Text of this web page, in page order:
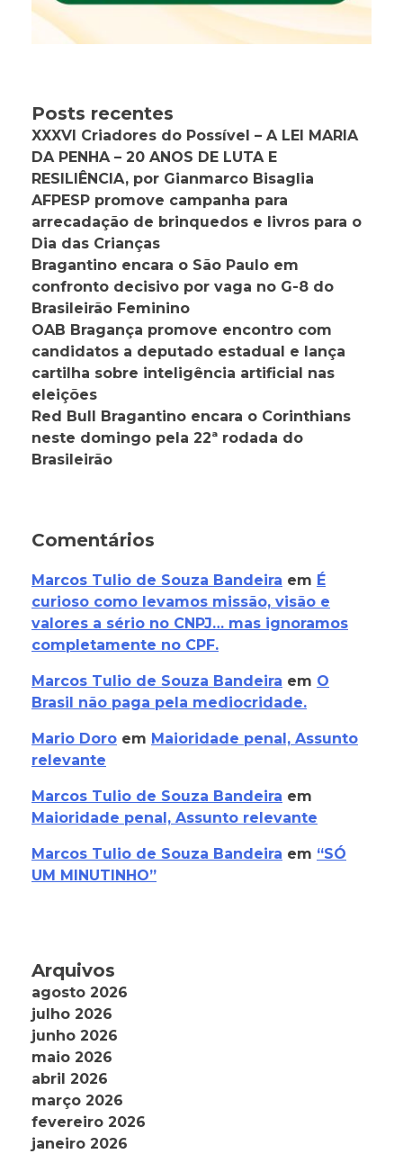
Posts recentes
XXXVI Criadores do Possível – A LEI MARIA
DA PENHA – 20 ANOS DE LUTA E
RESILIÊNCIA, por Gianmarco Bisaglia
AFPESP promove campanha para
arrecadação de brinquedos e livros para o
Dia das Crianças
Bragantino encara o São Paulo em
confronto decisivo por vaga no G-8 do
Brasileirão Feminino
OAB Bragança promove encontro com
candidatos a deputado estadual e lança
cartilha sobre inteligência artificial nas
eleições
Red Bull Bragantino encara o Corinthians
neste domingo pela 22ª rodada do
Brasileirão
Comentários
Marcos Tulio de Souza Bandeira em É
curioso como levamos missão, visão e
valores a sério no CNPJ… mas ignoramos
completamente no CPF.
Marcos Tulio de Souza Bandeira em O
Brasil não paga pela mediocridade.
Mario Doro em Maioridade penal, Assunto
relevante
Marcos Tulio de Souza Bandeira em
Maioridade penal, Assunto relevante
Marcos Tulio de Souza Bandeira em “SÓ
UM MINUTINHO”
Arquivos
agosto 2026
julho 2026
junho 2026
maio 2026
abril 2026
março 2026
fevereiro 2026
janeiro 2026